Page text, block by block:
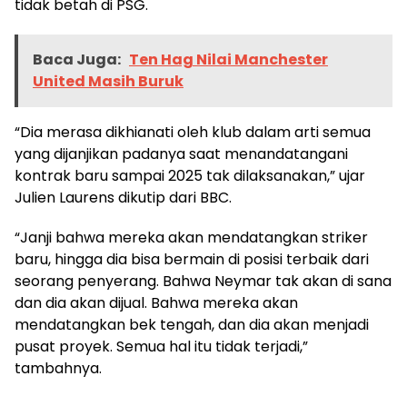
tidak betah di PSG.
Baca Juga: Ten Hag Nilai Manchester
United Masih Buruk
“Dia merasa dikhianati oleh klub dalam arti semua
yang dijanjikan padanya saat menandatangani
kontrak baru sampai 2025 tak dilaksanakan,” ujar
Julien Laurens dikutip dari BBC.
“Janji bahwa mereka akan mendatangkan striker
baru, hingga dia bisa bermain di posisi terbaik dari
seorang penyerang. Bahwa Neymar tak akan di sana
dan dia akan dijual. Bahwa mereka akan
mendatangkan bek tengah, dan dia akan menjadi
pusat proyek. Semua hal itu tidak terjadi,”
tambahnya.